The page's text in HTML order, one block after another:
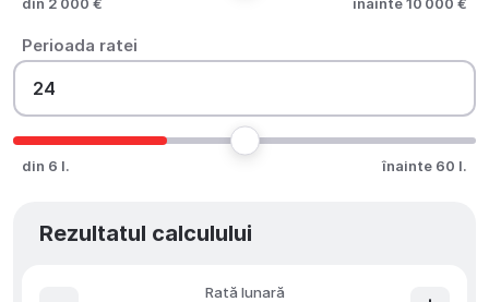
Perioada ratei
din 6 l. înainte 60 l.
Rezultatul calculului
Rată lunară